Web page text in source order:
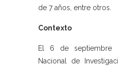
de 7 años, entre otros.
Contexto
El 6 de septiembre
Nacional de